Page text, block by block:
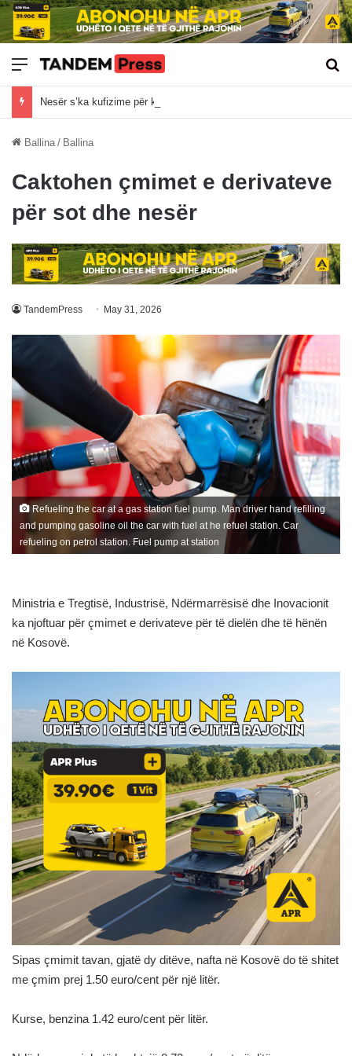
Meny
Nesër s’ka kufizime për kamionët mbi 20 tonë
Ballina / Ballina
Caktohen çmimet e derivateve
për sot dhe nesër
TandemPress May 31, 2026
Refueling the car at a gas station fuel pump. Man driver hand refilling
and pumping gasoline oil the car with fuel at he refuel station. Car
refueling on petrol station. Fuel pump at station
Ministria e Tregtisë, Industrisë, Ndërmarrësisë dhe Inovacionit
ka njoftuar për çmimet e derivateve për të dielën dhe të hënën
në Kosovë.
Sipas çmimit tavan, gjatë dy ditëve, nafta në Kosovë do të shitet
me çmim prej 1.50 euro/cent për një litër.
Kurse, benzina 1.42 euro/cent për litër.